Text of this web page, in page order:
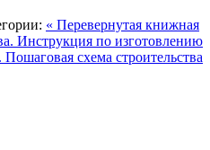
« Перевернутая книжная
Инструкция по изготовлению
схема строительства